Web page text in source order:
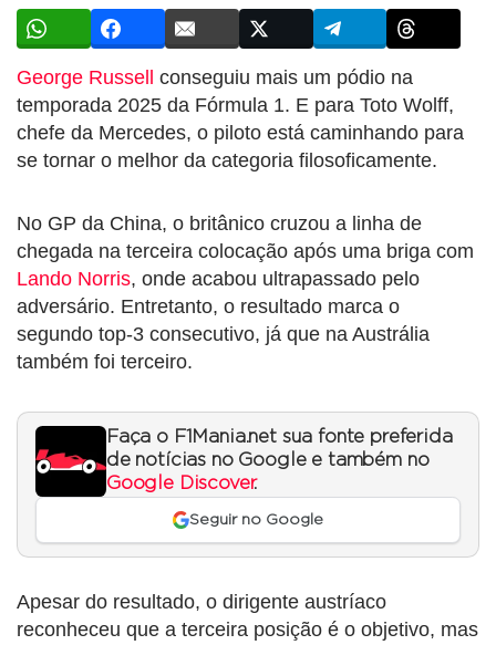
George Russell conseguiu mais um pódio na
temporada 2025 da Fórmula 1. E para Toto Wolff,
chefe da Mercedes, o piloto está caminhando para
se tornar o melhor da categoria filosoficamente.
No GP da China, o britânico cruzou a linha de
chegada na terceira colocação após uma briga com
Lando Norris, onde acabou ultrapassado pelo
adversário. Entretanto, o resultado marca o
segundo top-3 consecutivo, já que na Austrália
também foi terceiro.
Faça o F1Mania.net sua fonte preferida
de notícias no Google e também no
Google Discover.
Seguir no Google
Apesar do resultado, o dirigente austríaco
reconheceu que a terceira posição é o objetivo, mas